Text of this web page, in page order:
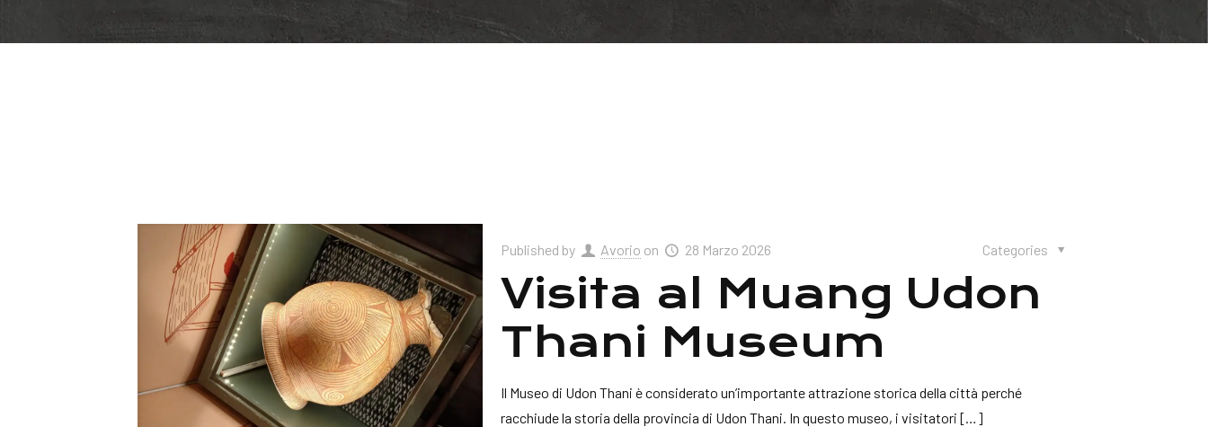
Published by Avorio on 28 Marzo 2026 Categories
Visita al Muang Udon
Thani Museum
Il Museo di Udon Thani è considerato un’importante attrazione storica della città perché
racchiude la storia della provincia di Udon Thani. In questo museo, i visitatori […]